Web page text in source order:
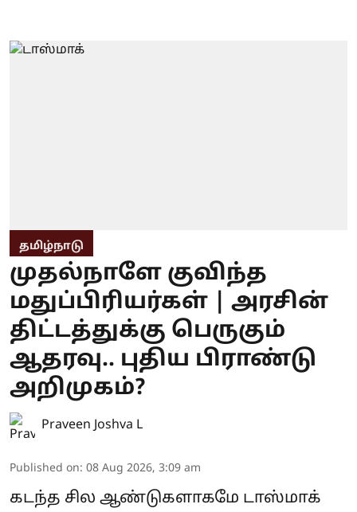
தமிழ்நாடு
முதல்நாளே குவிந்த
மதுப்பிரியர்கள் | அரசின்
திட்டத்துக்கு பெருகும்
ஆதரவு.. புதிய பிராண்டு
அறிமுகம்?
Praveen Joshva L
Published on: 08 Aug 2026, 3:09 am
கடந்த சில ஆண்டுகளாகமே டாஸ்மாக்